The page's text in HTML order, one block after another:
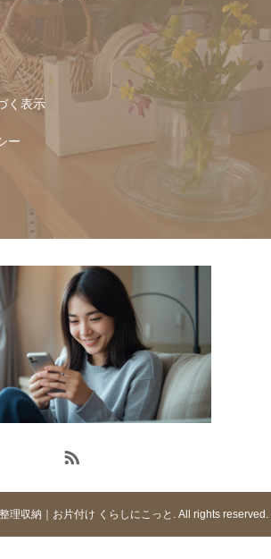
く表示
ー
収納｜お片付け くらしにこっと. All rights reserved.